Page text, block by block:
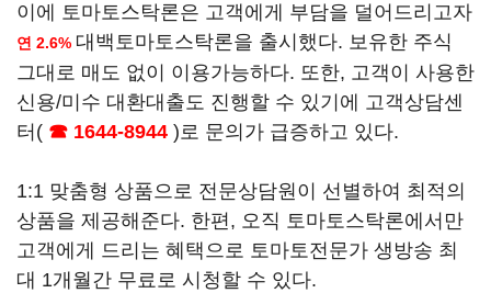
이에 토마토스탁론은 고객에게 부담을 덜어드리고자
연 2.6% 대백토마토스탁론을 출시했다. 보유한 주식
그대로 매도 없이 이용가능하다. 또한, 고객이 사용한
신용/미수 대환대출도 진행할 수 있기에 고객상담센
터( ☎ 1644-8944 )로 문의가 급증하고 있다.
1:1 맞춤형 상품으로 전문상담원이 선별하여 최적의
상품을 제공해준다. 한편, 오직 토마토스탁론에서만
고객에게 드리는 혜택으로 토마토전문가 생방송 최
대 1개월간 무료로 시청할 수 있다.